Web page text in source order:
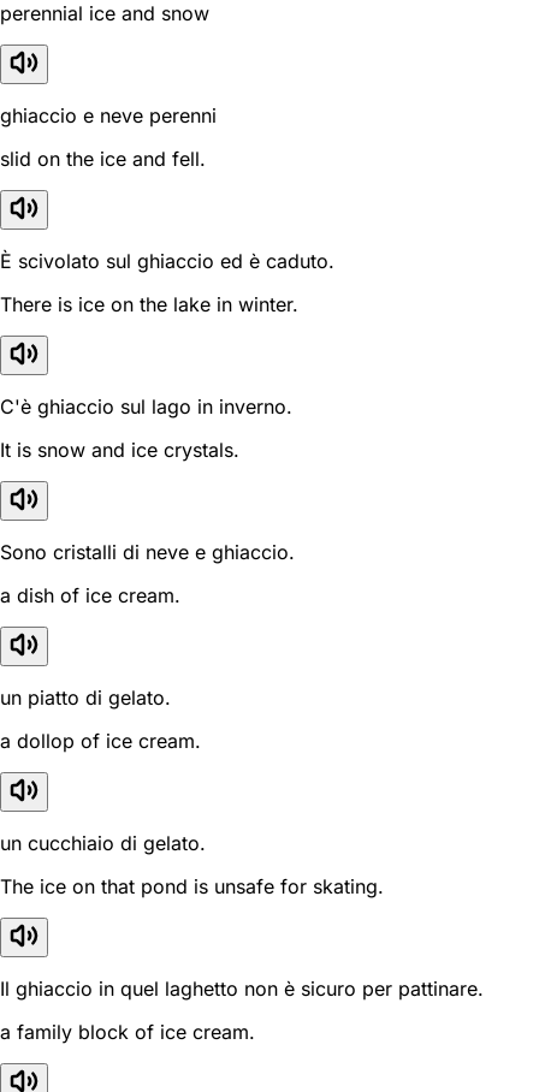
perennial ice and snow
ghiaccio e neve perenni
slid on the ice and fell.
È scivolato sul ghiaccio ed è caduto.
There is ice on the lake in winter.
C'è ghiaccio sul lago in inverno.
It is snow and ice crystals.
Sono cristalli di neve e ghiaccio.
a dish of ice cream.
un piatto di gelato.
a dollop of ice cream.
un cucchiaio di gelato.
The ice on that pond is unsafe for skating.
Il ghiaccio in quel laghetto non è sicuro per pattinare.
a family block of ice cream.